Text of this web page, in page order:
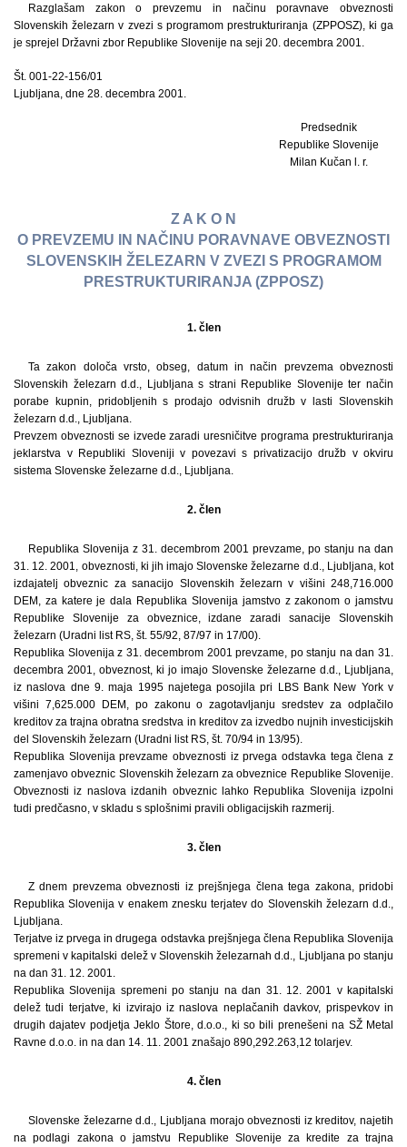
Razglašam zakon o prevzemu in načinu poravnave obveznosti
Slovenskih železarn v zvezi s programom prestrukturiranja (ZPPOSZ), ki ga
je sprejel Državni zbor Republike Slovenije na seji 20. decembra 2001.
Št. 001-22-156/01
Ljubljana, dne 28. decembra 2001.
Predsednik
Republike Slovenije
Milan Kučan l. r.
Z A K O N
O PREVZEMU IN NAČINU PORAVNAVE OBVEZNOSTI
SLOVENSKIH ŽELEZARN V ZVEZI S PROGRAMOM
PRESTRUKTURIRANJA (ZPPOSZ)
1. člen
Ta zakon določa vrsto, obseg, datum in način prevzema obveznosti
Slovenskih železarn d.d., Ljubljana s strani Republike Slovenije ter način
porabe kupnin, pridobljenih s prodajo odvisnih družb v lasti Slovenskih
železarn d.d., Ljubljana.
Prevzem obveznosti se izvede zaradi uresničitve programa prestrukturiranja
jeklarstva v Republiki Sloveniji v povezavi s privatizacijo družb v okviru
sistema Slovenske železarne d.d., Ljubljana.
2. člen
Republika Slovenija z 31. decembrom 2001 prevzame, po stanju na dan
31. 12. 2001, obveznosti, ki jih imajo Slovenske železarne d.d., Ljubljana, kot
izdajatelj obveznic za sanacijo Slovenskih železarn v višini 248,716.000
DEM, za katere je dala Republika Slovenija jamstvo z zakonom o jamstvu
Republike Slovenije za obveznice, izdane zaradi sanacije Slovenskih
železarn (Uradni list RS, št. 55/92, 87/97 in 17/00).
Republika Slovenija z 31. decembrom 2001 prevzame, po stanju na dan 31.
decembra 2001, obveznost, ki jo imajo Slovenske železarne d.d., Ljubljana,
iz naslova dne 9. maja 1995 najetega posojila pri LBS Bank New York v
višini 7,625.000 DEM, po zakonu o zagotavljanju sredstev za odplačilo
kreditov za trajna obratna sredstva in kreditov za izvedbo nujnih investicijskih
del Slovenskih železarn (Uradni list RS, št. 70/94 in 13/95).
Republika Slovenija prevzame obveznosti iz prvega odstavka tega člena z
zamenjavo obveznic Slovenskih železarn za obveznice Republike Slovenije.
Obveznosti iz naslova izdanih obveznic lahko Republika Slovenija izpolni
tudi predčasno, v skladu s splošnimi pravili obligacijskih razmerij.
3. člen
Z dnem prevzema obveznosti iz prejšnjega člena tega zakona, pridobi
Republika Slovenija v enakem znesku terjatev do Slovenskih železarn d.d.,
Ljubljana.
Terjatve iz prvega in drugega odstavka prejšnjega člena Republika Slovenija
spremeni v kapitalski delež v Slovenskih železarnah d.d., Ljubljana po stanju
na dan 31. 12. 2001.
Republika Slovenija spremeni po stanju na dan 31. 12. 2001 v kapitalski
delež tudi terjatve, ki izvirajo iz naslova neplačanih davkov, prispevkov in
drugih dajatev podjetja Jeklo Štore, d.o.o., ki so bili prenešeni na SŽ Metal
Ravne d.o.o. in na dan 14. 11. 2001 znašajo 890,292.263,12 tolarjev.
4. člen
Slovenske železarne d.d., Ljubljana morajo obveznosti iz kreditov, najetih
na podlagi zakona o jamstvu Republike Slovenije za kredite za trajna